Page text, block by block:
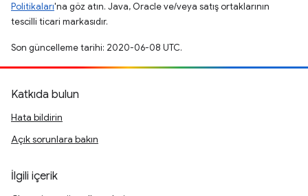
Politikaları'na göz atın. Java, Oracle ve/veya satış ortaklarının
tescilli ticari markasıdır.
Son güncelleme tarihi: 2020-06-08 UTC.
Katkıda bulun
Hata bildirin
Açık sorunlara bakın
İlgili içerik